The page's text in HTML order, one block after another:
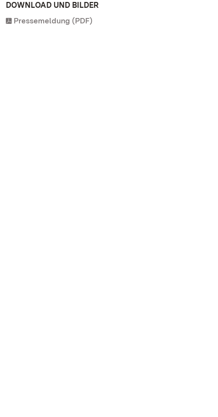
DOWNLOAD UND BILDER
Pressemeldung (PDF)